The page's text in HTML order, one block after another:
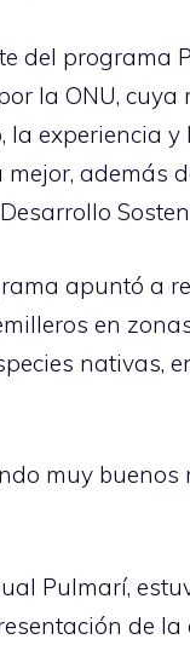
del programa
la ONU,
experiencia
además
apuntó a
en
nativas,
muy
Pulmarí,
de